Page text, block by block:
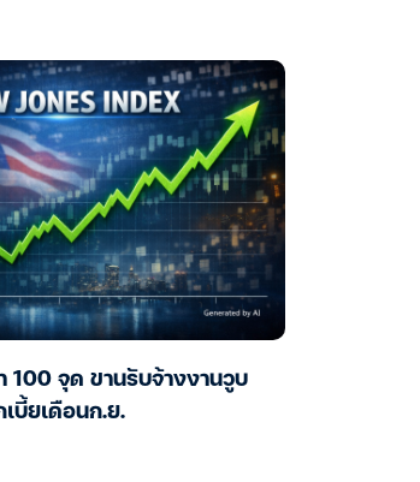
100 จุด ขานรับจ้างงานวูบ
บี้ยเดือนก.ย.